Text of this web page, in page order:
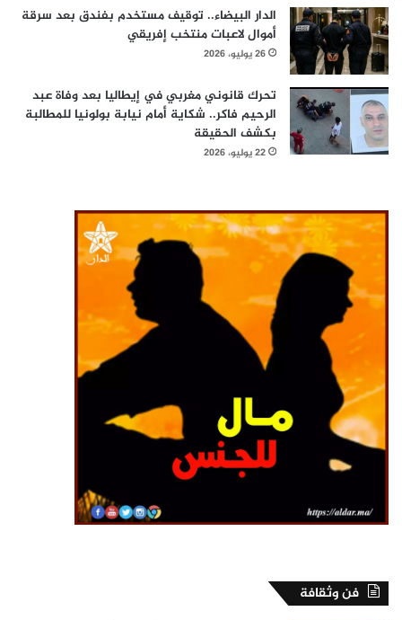
الدار البيضاء.. توقيف مستخدم بفندق بعد سرقة
أموال لاعبات منتخب إفريقي
26 يوليو، 2026
تحرك قانوني مغربي في إيطاليا بعد وفاة عبد
الرحيم فاكر.. شكاية أمام نيابة بولونيا للمطالبة
بكشف الحقيقة
22 يوليو، 2026
فن وثقافة